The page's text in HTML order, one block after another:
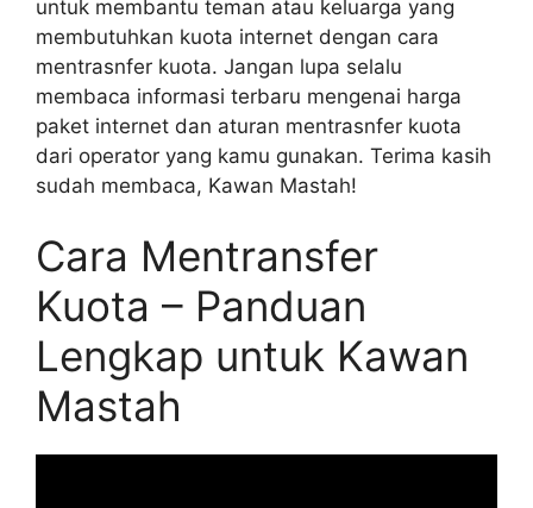
untuk membantu teman atau keluarga yang
membutuhkan kuota internet dengan cara
mentrasnfer kuota. Jangan lupa selalu
membaca informasi terbaru mengenai harga
paket internet dan aturan mentrasnfer kuota
dari operator yang kamu gunakan. Terima kasih
sudah membaca, Kawan Mastah!
Cara Mentransfer
Kuota – Panduan
Lengkap untuk Kawan
Mastah